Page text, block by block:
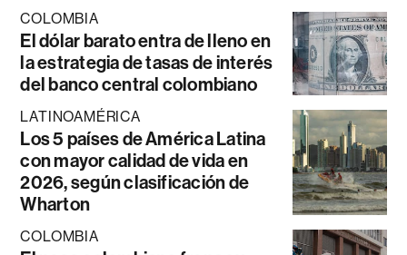
COLOMBIA
El dólar barato entra de lleno en
la estrategia de tasas de interés
del banco central colombiano
LATINOAMÉRICA
Los 5 países de América Latina
con mayor calidad de vida en
2026, según clasificación de
Wharton
COLOMBIA